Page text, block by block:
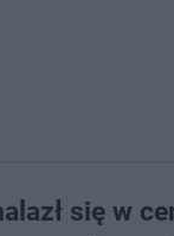
się w